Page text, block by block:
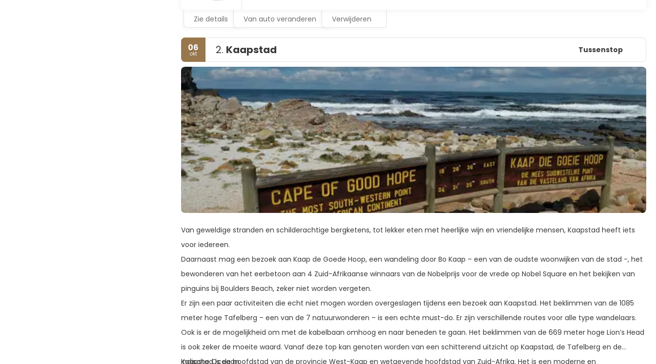
Zie details Van auto veranderen Verwijderen
06
okt 2. Kaapstad Tussenstop
Kaapstad is de hoofdstad van de provincie West-Kaap en wetgevende hoofdstad van Zuid-Afrika. Het is een moderne en
Er zijn een paar activiteiten die echt niet mogen worden overgeslagen tijdens een bezoek aan Kaapstad. Het beklimmen van de 1085
meter hoge Tafelberg – een van de 7 natuurwonderen – is een echte must-do. Er zijn verschillende routes voor alle type wandelaars.
Ook is er de mogelijkheid om met de kabelbaan omhoog en naar beneden te gaan. Het beklimmen van de 669 meter hoge Lion’s Head
is ook zeker de moeite waard. Vanaf deze top kan genoten worden van een schitterend uitzicht op Kaapstad, de Tafelberg en de
Indische Oceaan.
Daarnaast mag een bezoek aan Kaap de Goede Hoop, een wandeling door Bo Kaap – een van de oudste woonwijken van de stad -, het
bewonderen van het eerbetoon aan 4 Zuid-Afrikaanse winnaars van de Nobelprijs voor de vrede op Nobel Square en het bekijken van
pinguïns bij Boulders Beach, zeker niet worden vergeten.
Van geweldige stranden en schilderachtige bergketens, tot lekker eten met heerlijke wijn en vriendelijke mensen, Kaapstad heeft iets
voor iedereen.